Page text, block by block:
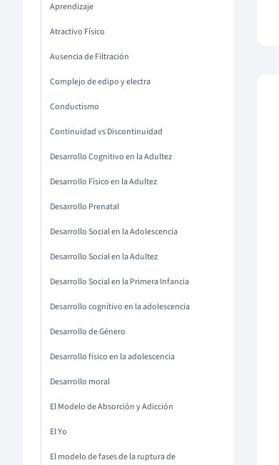
Aprendizaje
Atractivo Físico
Ausencia de Filtración
Complejo de edipo y electra
Conductismo
Continuidad vs Discontinuidad
Desarrollo Cognitivo en la Adultez
Desarrollo Físico en la Adultez
Desarrollo Prenatal
Desarrollo Social en la Adolescencia
Desarrollo Social en la Adultez
Desarrollo Social en la Primera Infancia
Desarrollo cognitivo en la adolescencia
Desarrollo de Género
Desarrollo físico en la adolescencia
Desarrollo moral
El Modelo de Absorción y Adicción
El Yo
El modelo de fases de la ruptura de